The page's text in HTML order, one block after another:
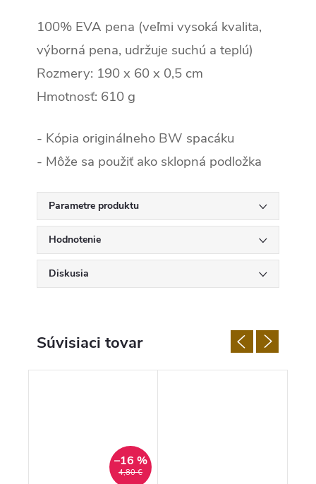
100% EVA pena (veľmi vysoká kvalita,
výborná pena, udržuje suchú a teplú)
Rozmery: 190 x 60 x 0,5 cm
Hmotnosť: 610 g
- Kópia originálneho BW spacáku
- Môže sa použiť ako sklopná podložka
Parametre produktu
Hodnotenie
Diskusia
Súvisiaci tovar
4,80 €
–16 %